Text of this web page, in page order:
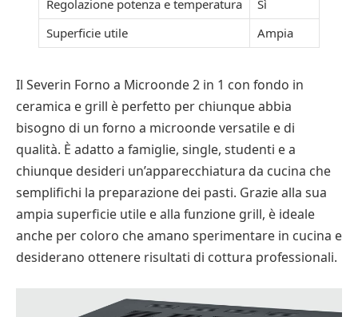
Regolazione potenza e temperatura
Sì
Superficie utile
Ampia
Il Severin Forno a Microonde 2 in 1 con fondo in
ceramica e grill è perfetto per chiunque abbia
bisogno di un forno a microonde versatile e di
qualità. È adatto a famiglie, single, studenti e a
chiunque desideri un’apparecchiatura da cucina che
semplifichi la preparazione dei pasti. Grazie alla sua
ampia superficie utile e alla funzione grill, è ideale
anche per coloro che amano sperimentare in cucina e
desiderano ottenere risultati di cottura professionali.